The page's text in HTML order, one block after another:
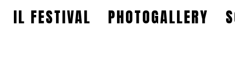
IL FESTIVAL PHOTOGALLERY